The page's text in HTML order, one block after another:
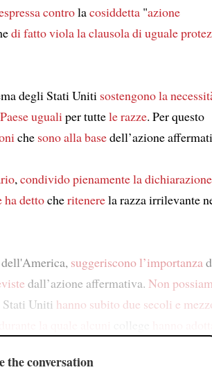
controlacosiddetta "azione
di fattoviolala clausola di uguale
degli Stati Uniti sostengonola
uguali per tuttele razze. Per questo
che sono alla basedell’azione
, condivido pienamentela dichiarazione
ha dettocheritenerela razza irrilevante
suggeriscono l’importanza
dall’azione affermativa. Non
Uniti hanno subito due secoli e
the conversation